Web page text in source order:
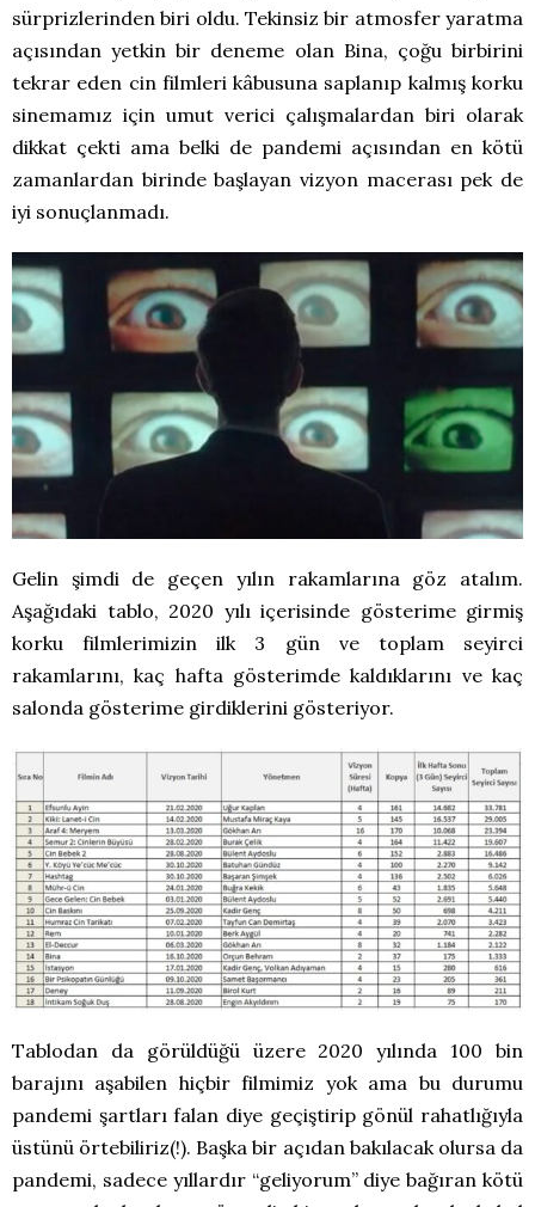
sürprizlerinden biri oldu. Tekinsiz bir atmosfer yaratma
açısından yetkin bir deneme olan Bina, çoğu birbirini
tekrar eden cin filmleri kâbusuna saplanıp kalmış korku
sinemamız için umut verici çalışmalardan biri olarak
dikkat çekti ama belki de pandemi açısından en kötü
zamanlardan birinde başlayan vizyon macerası pek de
iyi sonuçlanmadı.
Gelin şimdi de geçen yılın rakamlarına göz atalım.
Aşağıdaki tablo, 2020 yılı içerisinde gösterime girmiş
korku filmlerimizin ilk 3 gün ve toplam seyirci
rakamlarını, kaç hafta gösterimde kaldıklarını ve kaç
salonda gösterime girdiklerini gösteriyor.
Tablodan da görüldüğü üzere 2020 yılında 100 bin
barajını aşabilen hiçbir filmimiz yok ama bu durumu
pandemi şartları falan diye geçiştirip gönül rahatlığıyla
üstünü örtebiliriz(!). Başka bir açıdan bakılacak olursa da
pandemi, sadece yıllardır “geliyorum” diye bağıran kötü